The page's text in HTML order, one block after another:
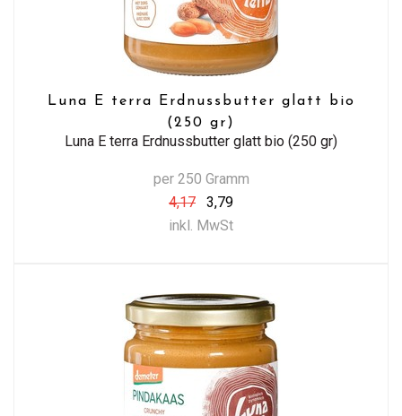
Luna E terra Erdnussbutter glatt bio
(250 gr)
Luna E terra Erdnussbutter glatt bio (250 gr)
per 250 Gramm
4,17
3,79
inkl. MwSt